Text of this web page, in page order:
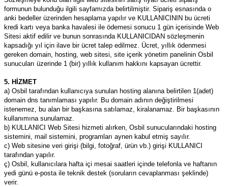
formunun bulunduğu ilgili sayfamızda belirtilmiştir. Sipariş esnasında o
anki bedeller üzerinden hesaplama yapılır ve KULLANICININ bu ücreti
kredi kartı veya banka havalesi ile ödemesi sonucu 1 gün içerisinde Web
Sitesi aktif edilir ve bunun sonrasında KULLANICIDAN sözleşmenin
kapsadığı yıl için ilave bir ücret talep edilmez. Ücret, yıllık ödenmesi
gereken domain, hosting, web sitesi, site içerik yönetim panelinin Osbil
sunucuları üzerinde 1 (bir) yıllık kullanım hakkını kapsayan ücrettir.
5. HİZMET
a) Osbil tarafından kullanıcıya sunulan hosting alanına belirtilen 1(adet)
domain dns tanımlaması yapılır. Bu domain adının değiştirilmesi
istenemez, bu alan bir başkasına satılamaz, kiralanamaz. Bir başkasının
kullanımına sunulamaz.
b) KULLANICI Web Sitesi hizmeti alırken, Osbil sunucularındaki hosting
sistemini, mail sistemini, programları aynen kabul etmiş sayılır.
c) Web sitesine veri girişi (bilgi, fotoğraf, ürün vb.) girişi KULLANICI
tarafından yapılır.
ç) Osbil, kullanıcılara hafta içi mesai saatleri içinde telefonla ve haftanın
yedi günü e-posta ile teknik destek (soruların cevaplanması şeklinde)
verir.